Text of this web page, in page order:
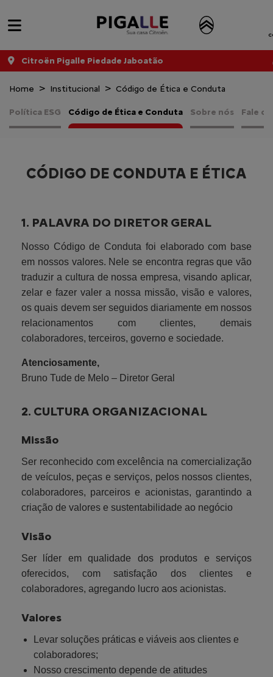
Citroën Pigalle Piedade Jaboatão
Home Institucional Código de Ética e Conduta
Sobre nós Fale
Política ESG Código de Ética e Conduta
CÓDIGO DE CONDUTA E ÉTICA
1. PALAVRA DO DIRETOR GERAL
Nosso Código de Conduta foi elaborado com base
em nossos valores. Nele se encontra regras que vão
traduzir a cultura de nossa empresa, visando aplicar,
zelar e fazer valer a nossa missão, visão e valores,
os quais devem ser seguidos diariamente em nossos
relacionamentos com clientes, demais
colaboradores, terceiros, governo e sociedade.
Atenciosamente,
Bruno Tude de Melo – Diretor Geral
2. CULTURA ORGANIZACIONAL
Missão
Ser reconhecido com excelência na comercialização
de veículos, peças e serviços, pelos nossos clientes,
colaboradores, parceiros e acionistas, garantindo a
criação de valores e sustentabilidade ao negócio
Visão
Ser líder em qualidade dos produtos e serviços
oferecidos, com satisfação dos clientes e
colaboradores, agregando lucro aos acionistas.
Valores
Levar soluções práticas e viáveis aos clientes e
colaboradores;
Nosso crescimento depende de atitudes